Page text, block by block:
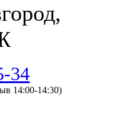
34
14:00-14:30)